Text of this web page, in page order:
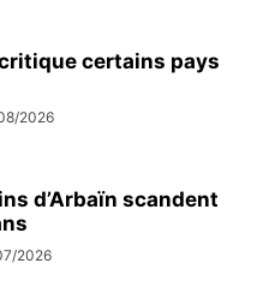
certains pays
2026
d’Arbaïn scandent
2026